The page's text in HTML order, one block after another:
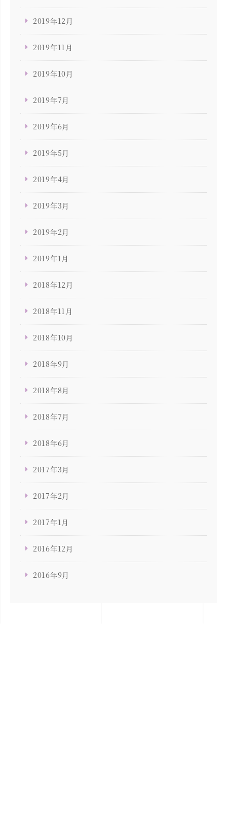
2019年12月
2019年11月
2019年10月
2019年7月
2019年6月
2019年5月
2019年4月
2019年3月
2019年2月
2019年1月
2018年12月
2018年11月
2018年10月
2018年9月
2018年8月
2018年7月
2018年6月
2017年3月
2017年2月
2017年1月
2016年12月
2016年9月